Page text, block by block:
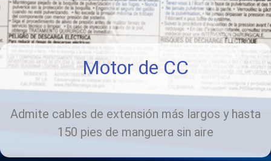
Motor de CC
Admite cables de extensión más largos y hasta
150 pies de manguera sin aire